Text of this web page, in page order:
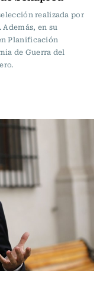
realizada por
en su
Planificación
de Guerra del